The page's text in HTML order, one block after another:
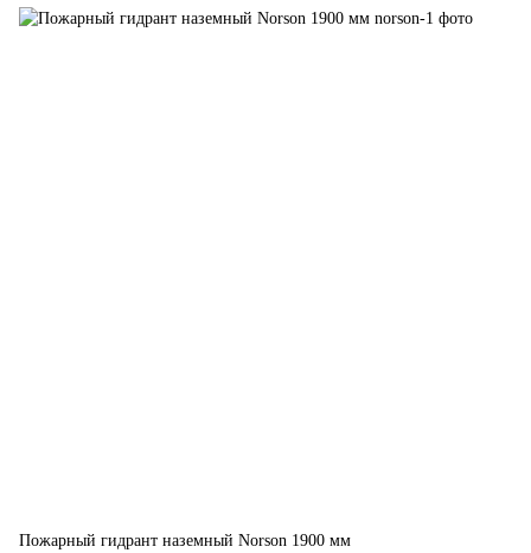
Пожарный гидрант наземный Norson 1900 мм